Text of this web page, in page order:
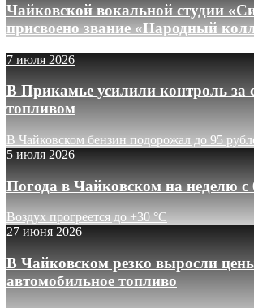
Чайковской вокальной студии
присвоено звание «Народный
7 июля 2026
В Прикамье усилили контроль за
топливом
В Чайковском бензин подорожал до 95
5 июля 2026
Погода в Чайковском на неделю
Воздух прогреется до +30 °C
27 июня 2026
В Чайковском резко выросли
автомобильное топливо